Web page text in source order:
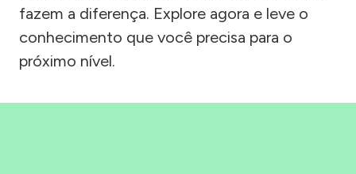
fazem a diferença. Explore agora e leve o
conhecimento que você precisa para o
próximo nível.